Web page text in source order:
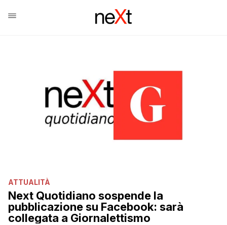
ATTUALITÀ
Next Quotidiano sospende la
pubblicazione su Facebook: sarà
collegata a Giornalettismo